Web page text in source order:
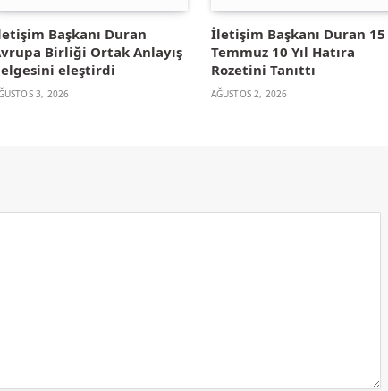
Başkanı Duran
Birliği Ortak Anlayış
eleştirdi
3, 2026
İletişim Başkanı Duran 15
Temmuz 10 Yıl Hatıra
Rozetini Tanıttı
AĞUSTOS 2, 2026